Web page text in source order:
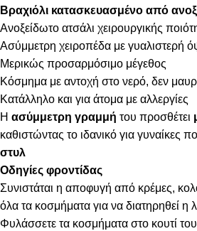
Βραχιόλι κατασκευασμένο από
Ανοξείδωτο ατσάλι χειρουργικής
Ασύμμετρη χειροπέδα με γυαλιστερή
Μερικώς προσαρμόσιμο μέγεθος
Κόσμημα με αντοχή στο νερό, δεν
Κατάλληλο και για άτομα με αλλεργίες
Η ασύμμετρη γραμμή του προσθέτει
καθιστώντας το ιδανικό για γυναίκες
στυλ
Οδηγίες φροντίδας
Συνιστάται η αποφυγή από κρέμες,
όλα τα κοσμήματα για να διατηρηθεί η
Φυλάσσετε τα κοσμήματα στο κουτί